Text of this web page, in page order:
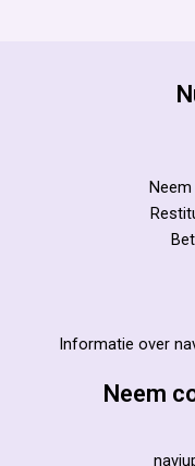
Informatie over
Neem